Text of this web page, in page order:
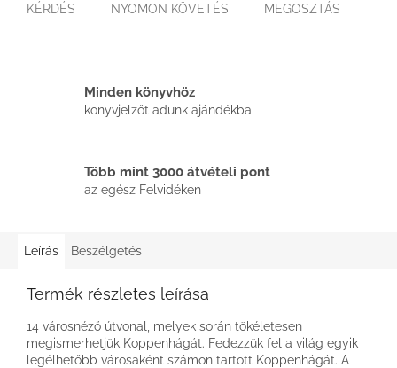
KÉRDÉS NYOMON KÖVETÉS MEGOSZTÁS
Minden könyvhöz
könyvjelzőt adunk ajándékba
Több mint 3000 átvételi pont
az egész Felvidéken
Leírás Beszélgetés
Termék részletes leírása
14 városnéző útvonal, melyek során tökéletesen
megismerhetjük Koppenhágát. Fedezzük fel a világ egyik
legélhetőbb városaként számon tartott Koppenhágát. A